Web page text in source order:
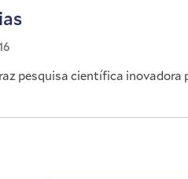
pesquisa científica